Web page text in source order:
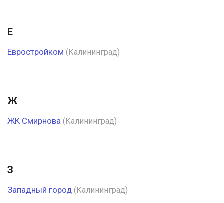
Е
Евростройком (Калининград)
Ж
ЖК Смирнова (Калининград)
З
Западный город (Калининград)